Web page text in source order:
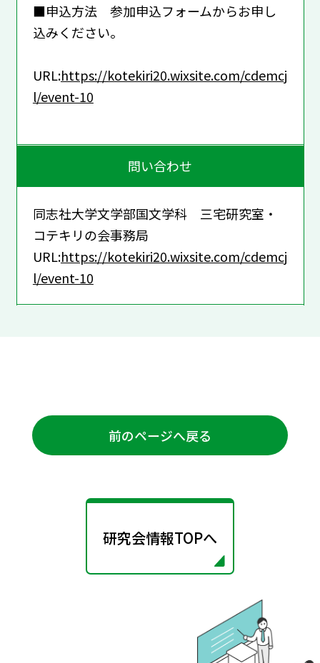
■申込方法 参加申込フォームからお申し
込みください。
URL:https://kotekiri20.wixsite.com/cdemcj
l/event-10
問い合わせ
同志社大学文学部国文学科 三宅研究室・
コテキリの会事務局
URL:https://kotekiri20.wixsite.com/cdemcj
l/event-10
前のページへ戻る
研究会情報TOPへ